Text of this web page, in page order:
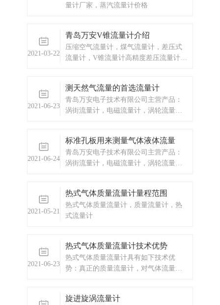
备；避开高温热源和辐射源的影响，避
量计厂家，蒸汽流量计价格
2021-03-22
青岛万安V锥流量计介绍
压缩空气流量计，煤气流量计，差压式
流量计，V锥流量计高精度差压流量计。
心孔突变节流，改为沿管壁环状节流。
2021-06-23
测天然气流量的首选流量计
青岛万安电子技术有限公司主营产品：
涡街流量计，电磁流量计，涡轮流量
等，以及承接电气自动化项目。欢迎来
电咨询。
2021-06-24
标准孔板用来测量气体液体流量
青岛万安电子技术有限公司主营产品：
涡街流量计，电磁流量计，涡轮流量
等，以及承接电气自动化项目。
2021-05-21
热式气体质量流量计量程范围
热式气体质量流量计，质量流量计，热
式流量计
2021-06-23
热式气体质量流量计技术优势
热式气体质量流量计具有如下技术优
势：真正的质量流量计，对气体流量测
旋进旋涡流量计